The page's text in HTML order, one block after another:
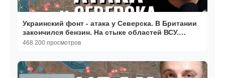
Украинский фонт - атака у Северска. В Британии
закончился бензин. На стыке областей ВСУ.
17.03.26
468 200 просмотров